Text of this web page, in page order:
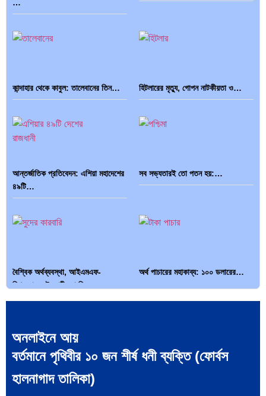
…
কান্দাহার থেকে কাবুল: তালেবানের তিন… হিটলারের মৃত্যু, গোপন নাটকীয়তা ও…
আন্তর্জাতিক প্রতিবেদন: এশিয়া মহাদেশের
৪৯টি…
সব সভ্যতারই তো পতন হয়:…
বৈশ্বিক অর্থব্যবস্থা, আইএমএফ-
বিশ্বব্যাংক, ইসলামী ব্যাংকিং…
অর্থ পাচারের মহাকাব্য: ১০০ ডলারের…
দক্ষিণ এশিয়ায় ‘জেন-জি’ বিপ্লব: বাংলাদেশ,
…
অনলাইনে আয়
বর্তমানে পৃথিবীর ১০ জন শীর্ষ ধনী ব্যক্তি (ফোর্বস
হালনাগাদ তালিকা)